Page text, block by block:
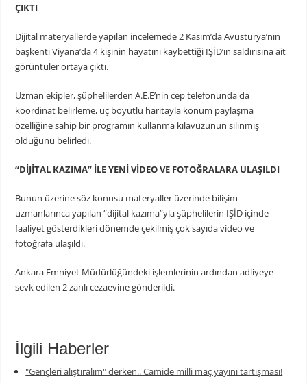
ÇIKTI
Dijital materyallerde yapılan incelemede 2 Kasım’da Avusturya’nın
başkenti Viyana’da 4 kişinin hayatını kaybettiği IŞİD’ın saldırısına ait
görüntüler ortaya çıktı.
Uzman ekipler, şüphelilerden A.E.E’nin cep telefonunda da
koordinat belirleme, üç boyutlu haritayla konum paylaşma
özelliğine sahip bir programın kullanma kılavuzunun silinmiş
olduğunu belirledi.
“DİJİTAL KAZIMA” İLE YENİ VİDEO VE FOTOĞRALARA ULAŞILDI
Bunun üzerine söz konusu materyaller üzerinde bilişim
uzmanlarınca yapılan “dijital kazıma”yla şüphelilerin IŞİD içinde
faaliyet gösterdikleri dönemde çekilmiş çok sayıda video ve
fotoğrafa ulaşıldı.
Ankara Emniyet Müdürlüğündeki işlemlerinin ardından adliyeye
sevk edilen 2 zanlı cezaevine gönderildi.
İlgili Haberler
"Gençleri alıştıralım" derken.. Camide milli maç yayını tartışması!